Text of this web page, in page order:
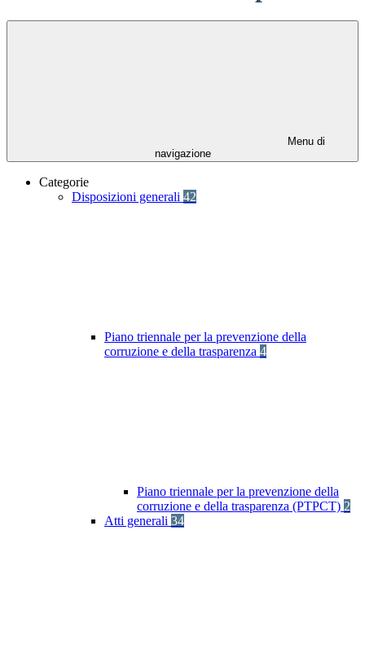
Menu di
navigazione
Categorie
Disposizioni generali 42
Piano triennale per la prevenzione della
corruzione e della trasparenza 4
Piano triennale per la prevenzione della
corruzione e della trasparenza (PTPCT) 2
Atti generali 34